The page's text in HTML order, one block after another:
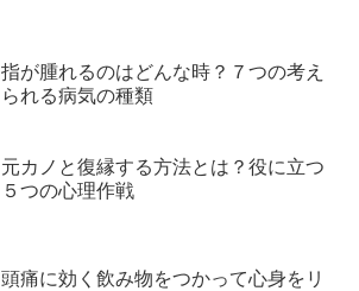
指が腫れるのはどんな時？７つの考え
られる病気の種類
元カノと復縁する方法とは？役に立つ
５つの心理作戦
頭痛に効く飲み物をつかって心身をリ